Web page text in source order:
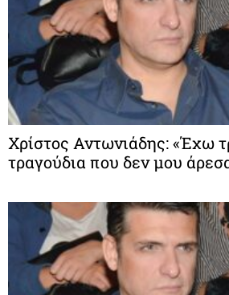
Χρίστος Αντωνιάδης: «Έχω
τραγούδια που δεν μου